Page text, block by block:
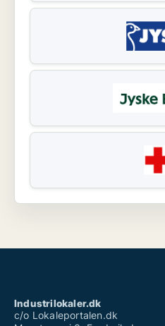
Industrilokaler.dk
c/o Lokaleportalen.dk